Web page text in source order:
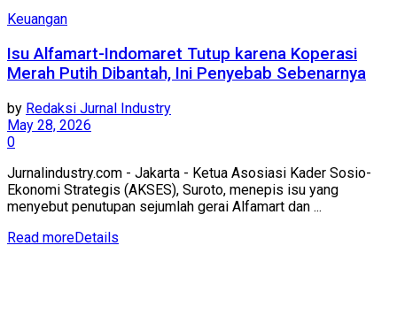
Keuangan
Isu Alfamart-Indomaret Tutup karena Koperasi
Merah Putih Dibantah, Ini Penyebab Sebenarnya
by Redaksi Jurnal Industry
May 28, 2026
0
Jurnalindustry.com - Jakarta - Ketua Asosiasi Kader Sosio-
Ekonomi Strategis (AKSES), Suroto, menepis isu yang
menyebut penutupan sejumlah gerai Alfamart dan ...
Read moreDetails